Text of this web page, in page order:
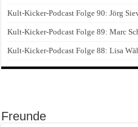
Kult-Kicker-Podcast Folge 90: Jörg
Kult-Kicker-Podcast Folge 89: Marc
Kult-Kicker-Podcast Folge 88: Lisa
Freunde